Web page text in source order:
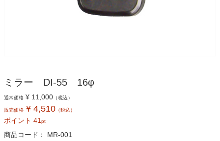
ミラー DI-55 16φ
通常価格 ¥ 11,000 （税込）
販売価格 ¥ 4,510 （税込）
ポイント 41 pt
商品コード： MR-001